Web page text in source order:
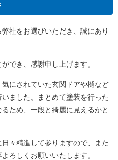
社をお選びいただき、誠にあり
でき、感謝申し上げます。
にされていた玄関ドアや樋など
ました。まとめて塗装を行った
ため、一段と綺麗に見えるかと
々精進して参りますので、また
ろしくお願いいたします。